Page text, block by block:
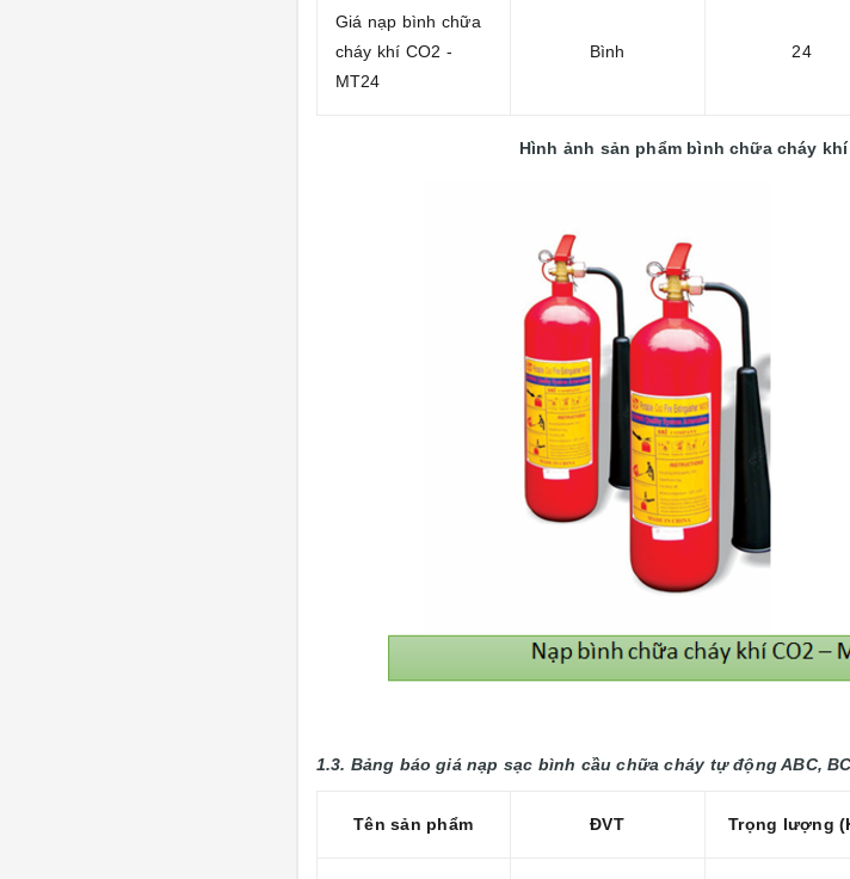
Giá nạp bình chữa
cháy khí CO2 -
MT24
Bình 24
Hình ảnh sản phẩm bình chữa cháy khí
1.3. Bảng báo giá nạp sạc bình cầu chữa cháy tự động ABC,
Tên sản phẩm ĐVT Trọng lượng